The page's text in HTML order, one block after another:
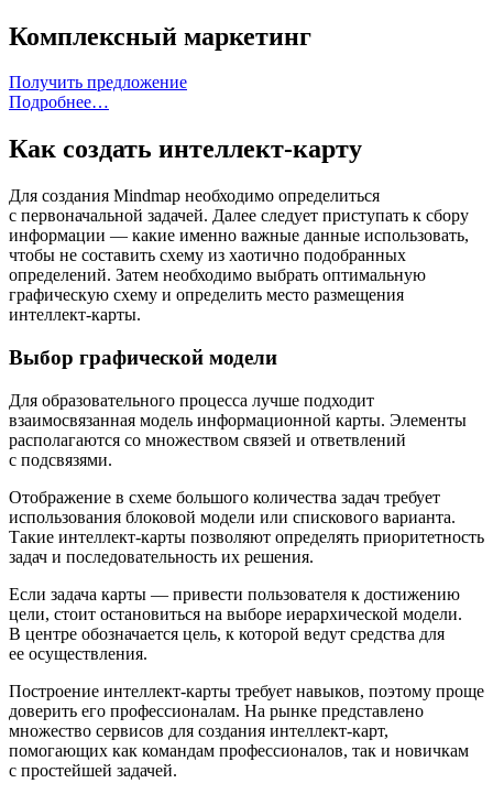
Комплексный маркетинг
Получить предложение
Подробнее…
Как создать интеллект-карту
Для создания Mindmap необходимо определиться
с первоначальной задачей. Далее следует приступать к сбору
информации — какие именно важные данные использовать,
чтобы не составить схему из хаотично подобранных
определений. Затем необходимо выбрать оптимальную
графическую схему и определить место размещения
интеллект-карты.
Выбор графической модели
Для образовательного процесса лучше подходит
взаимосвязанная модель информационной карты. Элементы
располагаются со множеством связей и ответвлений
с подсвязями.
Отображение в схеме большого количества задач требует
использования блоковой модели или спискового варианта.
Такие интеллект-карты позволяют определять приоритетность
задач и последовательность их решения.
Если задача карты — привести пользователя к достижению
цели, стоит остановиться на выборе иерархической модели.
В центре обозначается цель, к которой ведут средства для
ее осуществления.
Построение интеллект-карты требует навыков, поэтому проще
доверить его профессионалам. На рынке представлено
множество сервисов для создания интеллект-карт,
помогающих как командам профессионалов, так и новичкам
с простейшей задачей.